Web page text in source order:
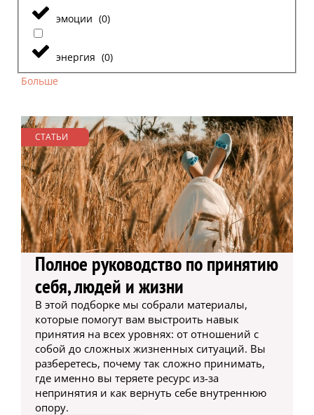
эмоции (0)
энергия (0)
Больше
СТАТЬИ
Полное руководство по принятию
себя, людей и жизни
В этой подборке мы собрали материалы,
которые помогут вам выстроить навык
принятия на всех уровнях: от отношений с
собой до сложных жизненных ситуаций. Вы
разберетесь, почему так сложно принимать,
где именно вы теряете ресурс из-за
непринятия и как вернуть себе внутреннюю
опору.